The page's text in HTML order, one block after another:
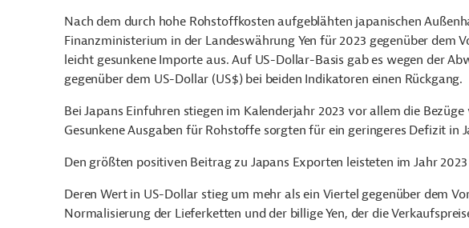
Nach dem durch hohe Rohstoffkosten aufgeblähten japanischen
Finanzministerium in der Landeswährung Yen für 2023 gegenüber dem
leicht gesunkene Importe aus. Auf US-Dollar-Basis gab es wegen der
gegenüber dem US-Dollar (US$) bei beiden Indikatoren einen Rückgang.
Bei Japans Einfuhren stiegen im Kalenderjahr 2023 vor allem die
Gesunkene Ausgaben für Rohstoffe sorgten für ein geringeres Defizit in
Den größten positiven Beitrag zu Japans Exporten leisteten im Jahr
Deren Wert in US-Dollar stieg um mehr als ein Viertel gegenüber dem
Normalisierung der Lieferketten und der billige Yen, der die